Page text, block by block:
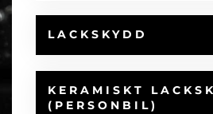
LACKSKYDD
KERAMISKT
(PERSONBIL)